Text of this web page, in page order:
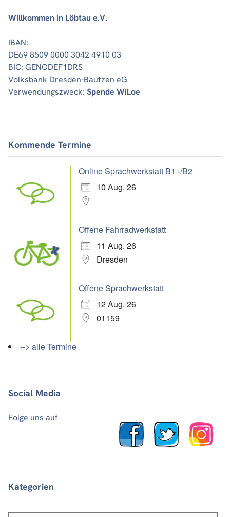
Willkommen in Löbtau e.V.
IBAN:
DE69 8509 0000 3042 4910 03
BIC: GENODEF1DRS
Volksbank Dresden-Bautzen eG
Verwendungszweck: Spende WiLoe
Kommende Termine
Online Sprachwerkstatt B1+/B2
10 Aug. 26
Offene Fahrradwerkstatt
11 Aug. 26
Dresden
Offene Sprachwerkstatt
12 Aug. 26
01159
--> alle Termine
Social Media
Folge uns auf
Kategorien
Kategorien